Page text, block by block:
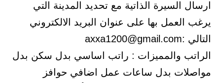
ارسال السيرة الذاتية مع تحديد المدينة التي
يرغب العمل بها على عنوان البريد الالكتروني
التالي :axxa1200@gmail.com
الراتب والمميزات : راتب اساسي بدل سكن بدل
مواصلات بدل ساعات عمل اضافي حوافز